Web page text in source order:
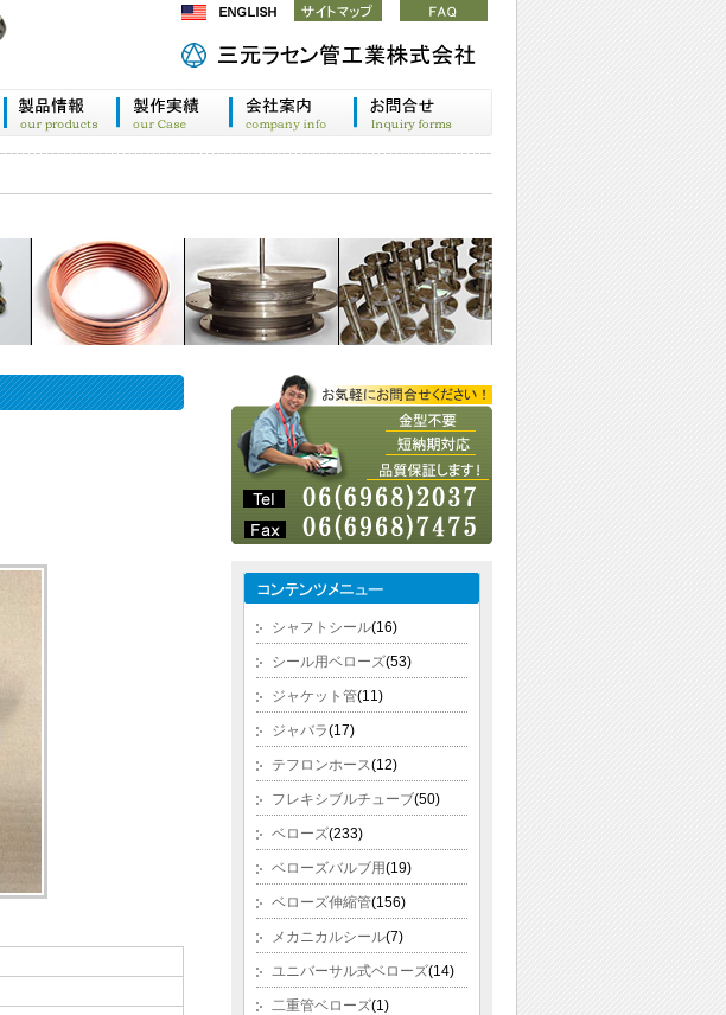
シャフトシール(16)
シール用ベローズ(53)
ジャケット管(11)
ジャバラ(17)
テフロンホース(12)
フレキシブルチューブ(50)
ベローズ(233)
ベローズバルブ用(19)
ベローズ伸縮管(156)
メカニカルシール(7)
ユニバーサル式ベローズ(14)
二重管ベローズ(1)